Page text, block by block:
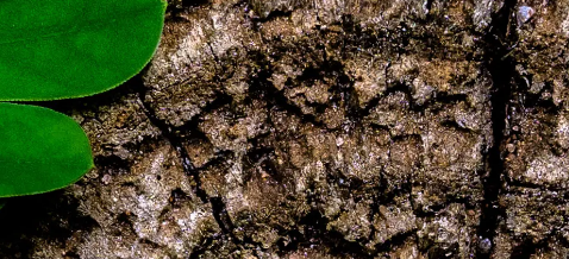
Dołącz do nas: